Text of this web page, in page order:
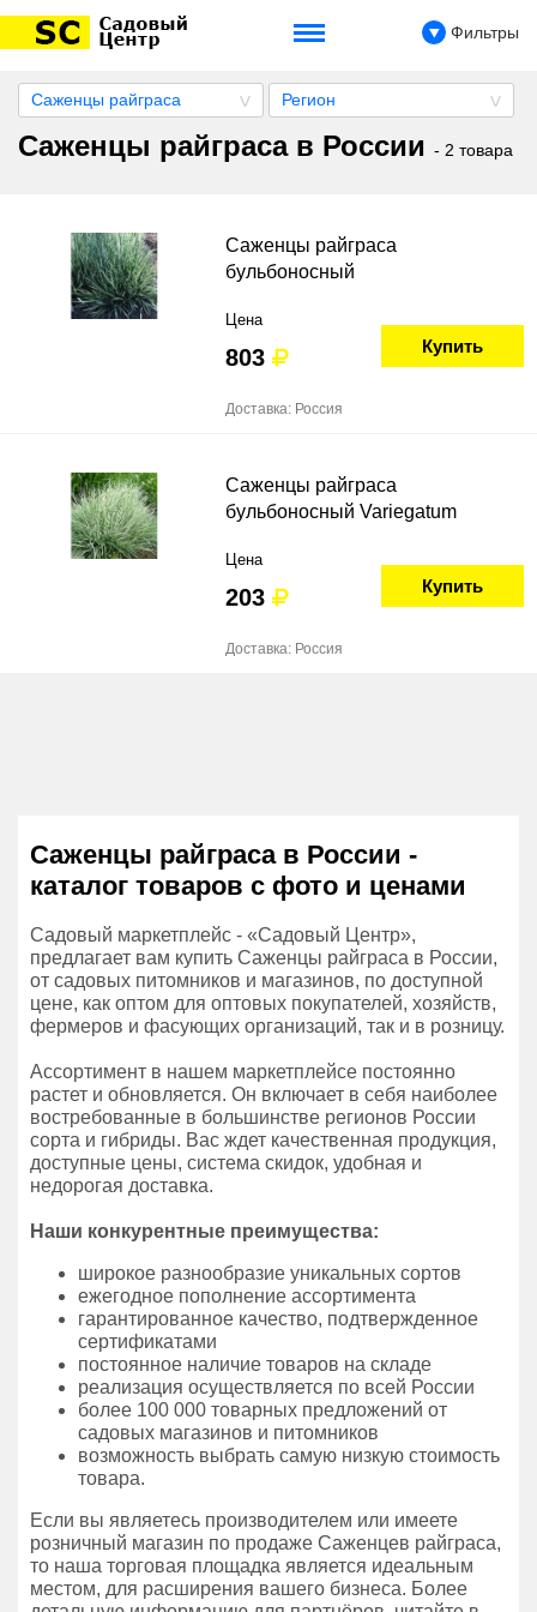
Фильтры
Саженцы райграса Регион
Саженцы райграса в России - 2 товара
Саженцы райграса
бульбоносный
Цена
803 Купить
Доставка: Россия
Саженцы райграса
бульбоносный Variegatum
Цена
203 Купить
Доставка: Россия
Саженцы райграса в России -
каталог товаров с фото и ценами
Садовый маркетплейс - «Садовый Центр»,
предлагает вам купить Саженцы райграса в России,
от садовых питомников и магазинов, по доступной
цене, как оптом для оптовых покупателей, хозяйств,
фермеров и фасующих организаций, так и в розницу.
Ассортимент в нашем маркетплейсе постоянно
растет и обновляется. Он включает в себя наиболее
востребованные в большинстве регионов России
сорта и гибриды. Вас ждет качественная продукция,
доступные цены, система скидок, удобная и
недорогая доставка.
Наши конкурентные преимущества:
широкое разнообразие уникальных сортов
ежегодное пополнение ассортимента
гарантированное качество, подтвержденное
сертификатами
постоянное наличие товаров на складе
реализация осуществляется по всей России
более 100 000 товарных предложений от
садовых магазинов и питомников
возможность выбрать самую низкую стоимость
товара.
Если вы являетесь производителем или имеете
розничный магазин по продаже Саженцев райграса,
то наша торговая площадка является идеальным
местом, для расширения вашего бизнеса. Более